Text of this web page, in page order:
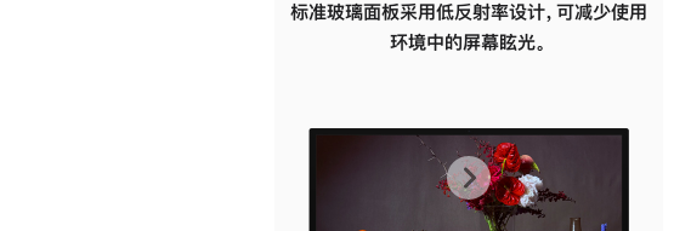
标准玻璃面板采用低反射率设计，可减少使用
环境中的屏幕眩光。
上
一
下
一